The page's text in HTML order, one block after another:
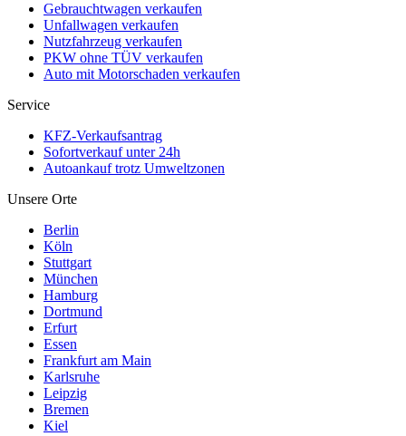
Gebrauchtwagen verkaufen
Unfallwagen verkaufen
Nutzfahrzeug verkaufen
PKW ohne TÜV verkaufen
Auto mit Motorschaden verkaufen
Service
KFZ-Verkaufsantrag
Sofortverkauf unter 24h
Autoankauf trotz Umweltzonen
Unsere Orte
Berlin
Köln
Stuttgart
München
Hamburg
Dortmund
Erfurt
Essen
Frankfurt am Main
Karlsruhe
Leipzig
Bremen
Kiel